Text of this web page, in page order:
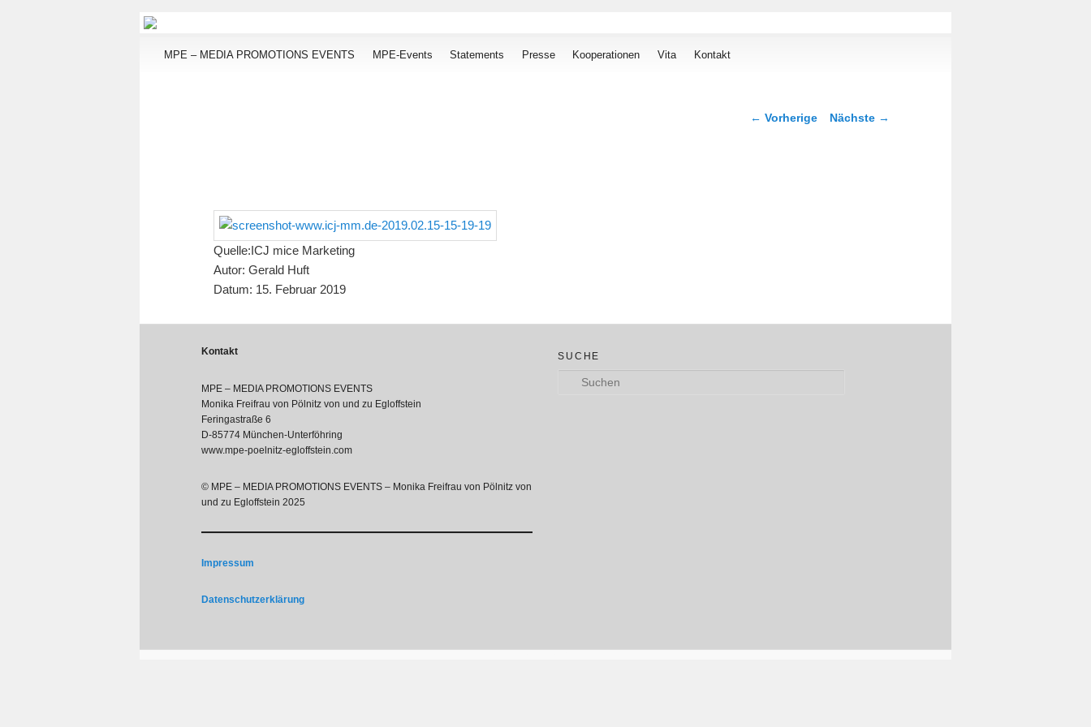
Zum Inhalt wechseln
Zum sekundären Inhalt wechseln
MPE – MEDIA PROMOTIONS EVENTS MPE-Events Statements Presse Kooperationen Vita Kontakt
Artikelnavigation
← Vorherige Nächste →
Quelle:ICJ mice Marketing
Autor: Gerald Huft
Datum: 15. Februar 2019
Kontakt
MPE – MEDIA PROMOTIONS EVENTS
Monika Freifrau von Pölnitz von und zu Egloffstein
Feringastraße 6
D-85774 München-Unterföhring
www.mpe-poelnitz-egloffstein.com
© MPE – MEDIA PROMOTIONS EVENTS – Monika Freifrau von Pölnitz von
und zu Egloffstein 2025
Impressum
Datenschutzerklärung
SUCHE
Suchen